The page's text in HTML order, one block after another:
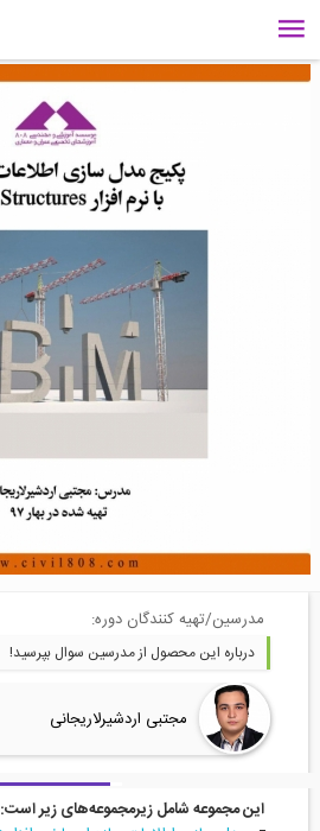
مدرسین/تهیه کنندگان دوره:
درباره این محصول از مدرسین سوال بپرسید!
مجتبی اردشیرلاریجانی
این مجموعه شامل زیرمجموعه‌های زیر است: